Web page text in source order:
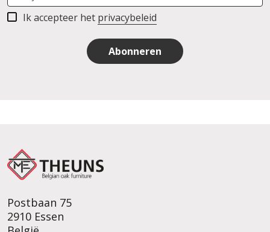
Ik accepteer het privacybeleid
Abonneren
Postbaan 75
2910 Essen